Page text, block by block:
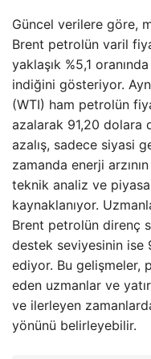
Güncel verilere göre,
Brent petrolün varil
yaklaşık %5,1
indiğini gösteriyor.
(WTI) ham petrolün
azalarak 91,20 dolara
azalış, sadece siyasi
zamanda enerji
teknik analiz ve
kaynaklanıyor.
Brent petrolün direnç
destek seviyesinin
ediyor. Bu gelişmeler,
eden uzmanlar ve
ve ilerleyen
yönünü belirleyebilir.